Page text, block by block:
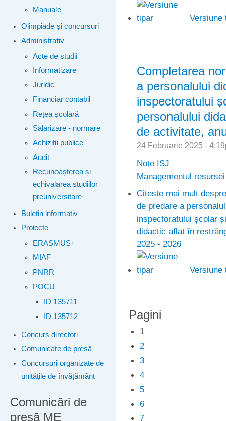
Manuale
Olimpiade și concursuri
Administrativ
Acte de studii
Informatizare
Juridic
Financiar contabil
Rețea școlară
Salarizare - normare
Achiziții publice
Audit
Recunoașterea și
echivalarea studiilor
preuniversitare
Buletin informativ
Proiecte
ERASMUS+
MIAF
PNRR
POCU
ID 135711
ID 135712
Concurs directori
Comunicate de presă
Concursuri organizate de
unitățile de învățământ
Comunicări de
presă ME
Versiune
Completarea
a personalului
inspectoratului
personalului
de activitate,
24 Februarie 2025 -
Note ISJ
Managementul
Citește mai mult
de predare a
inspectoratului școlar
didactic aflat în
2025 - 2026
Versiune
Pagini
1
2
3
4
5
6
7